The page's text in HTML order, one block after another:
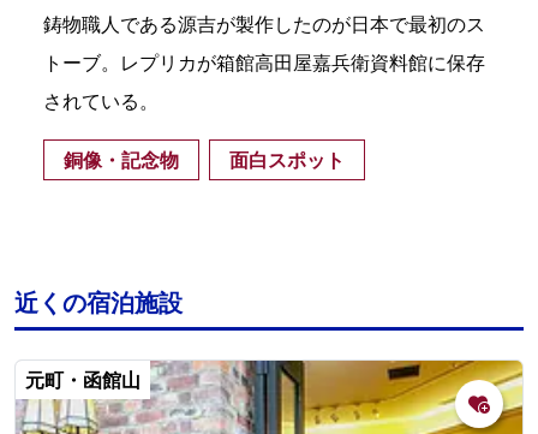
鋳物職人である源吉が製作したのが日本で最初のス
トーブ。レプリカが箱館高田屋嘉兵衛資料館に保存
されている。
銅像・記念物 面白スポット
近くの宿泊施設
元町・函館山